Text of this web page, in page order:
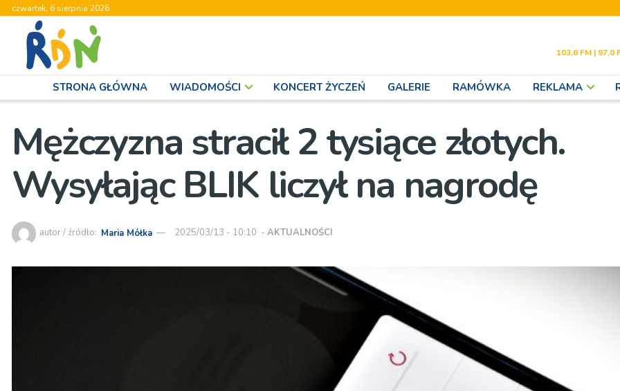
czwartek, 6 sierpnia 2026
103,6 FM | 97,0
STRONA GŁÓWNA WIADOMOŚCI KONCERT ŻYCZEŃ GALERIE RAMÓWKA REKLAMA
Mężczyzna stracił 2 tysiące złotych.
Wysyłając BLIK liczył na nagrodę
autor / źródło: Maria Mółka 2025/03/13 - 10:10 - AKTUALNOŚCI